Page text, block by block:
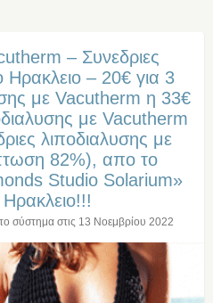
– Συνεδριες
– 20€ για 3
με Vacutherm η 33€
με Vacutherm
λιποδιαλυσης με
82%), απο το
Studio Solarium»
σύστημα στις 13 Νοεμβρίου 2022